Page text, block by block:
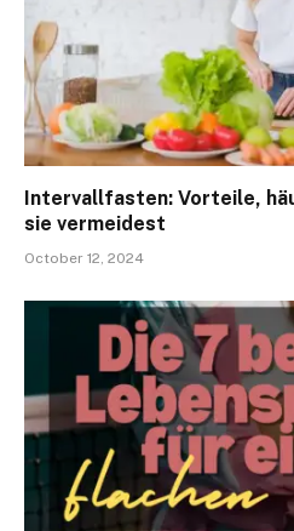
Intervallfasten: Vorteile,
sie vermeidest
October 12, 2024